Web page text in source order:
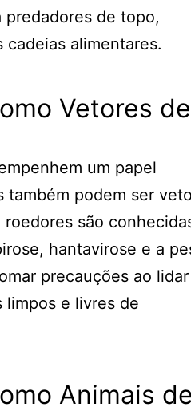
predadores de topo,
alimentares.
Vetores de
um papel
também podem ser
são
hantavirose e a
precauções ao
limpos e livres de
Animais de